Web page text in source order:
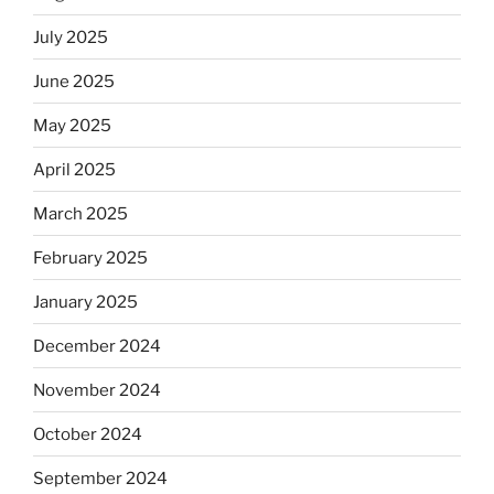
July 2025
June 2025
May 2025
April 2025
March 2025
February 2025
January 2025
December 2024
November 2024
October 2024
September 2024